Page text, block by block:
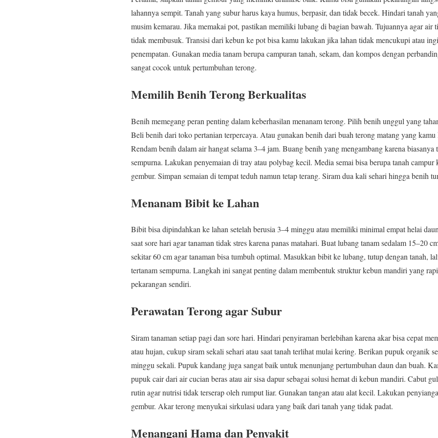
lahannya sempit. Tanah yang subur harus kaya humus, berpasir, dan tidak becek. Hindari tanah
musim kemarau. Jika memakai pot, pastikan memiliki lubang di bagian bawah. Tujuannya agar air
tidak membusuk. Transisi dari kebun ke pot bisa kamu lakukan jika lahan tidak mencukupi atau
penempatan. Gunakan media tanam berupa campuran tanah, sekam, dan kompos dengan
sangat cocok untuk pertumbuhan terong.
Memilih Benih Terong Berkualitas
Benih memegang peran penting dalam keberhasilan menanam terong. Pilih benih unggul yang
Beli benih dari toko pertanian terpercaya. Atau gunakan benih dari buah terong matang yang
Rendam benih dalam air hangat selama 3–4 jam. Buang benih yang mengambang karena
sempurna. Lakukan penyemaian di tray atau polybag kecil. Media semai bisa berupa tanah campur
gembur. Simpan semaian di tempat teduh namun tetap terang. Siram dua kali sehari hingga benih
Menanam Bibit ke Lahan
Bibit bisa dipindahkan ke lahan setelah berusia 3–4 minggu atau memiliki minimal empat helai
saat sore hari agar tanaman tidak stres karena panas matahari. Buat lubang tanam sedalam 15–20
sekitar 60 cm agar tanaman bisa tumbuh optimal. Masukkan bibit ke lubang, tutup dengan tanah,
tertanam sempurna. Langkah ini sangat penting dalam membentuk struktur kebun mandiri yang
pekarangan sendiri.
Perawatan Terong agar Subur
Siram tanaman setiap pagi dan sore hari. Hindari penyiraman berlebihan karena akar bisa cepat
atau hujan, cukup siram sekali sehari atau saat tanah terlihat mulai kering. Berikan pupuk organik
minggu sekali. Pupuk kandang juga sangat baik untuk menunjang pertumbuhan daun dan buah.
pupuk cair dari air cucian beras atau air sisa dapur sebagai solusi hemat di kebun mandiri. Cabut
rutin agar nutrisi tidak terserap oleh rumput liar. Gunakan tangan atau alat kecil. Lakukan
gembur. Akar terong menyukai sirkulasi udara yang baik dari tanah yang tidak padat.
Menangani Hama dan Penyakit